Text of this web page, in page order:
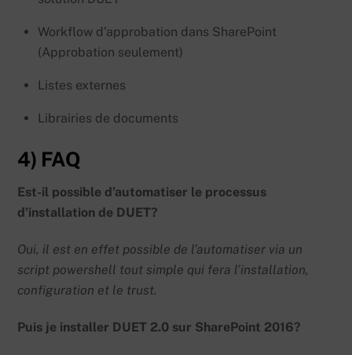
Workflow d’approbation dans SharePoint
(Approbation seulement)
Listes externes
Librairies de documents
4) FAQ
Est-il possible d’automatiser le processus
d’installation de DUET?
Oui, il est en effet possible de l’automatiser via un
script powershell tout simple qui fera l’installation,
configuration et le trust.
Puis je installer DUET 2.0 sur SharePoint 2016?